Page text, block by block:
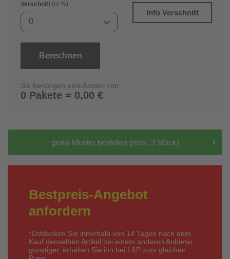
Verschnitt (in %)
0
Info Verschnitt
Berechnen
Sie benötigen eine Anzahl von:
0 Pakete = 0,00 €
gratis Muster bestellen (max. 3 Stück)
Bestpreis-Angebot
anfordern
*Entdecken Sie innerhalb von 14 Tagen nach dem
Kauf denselben Artikel bei einem anderen Anbieter
günstiger, erhalten Sie ihn bei L&P zum gleichen